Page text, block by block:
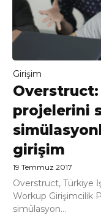
Girişim
projelerini
girişim
19 Temmuz 2017
Overstruct, Türkiye
Workup Girişimcilik
simülasyon...